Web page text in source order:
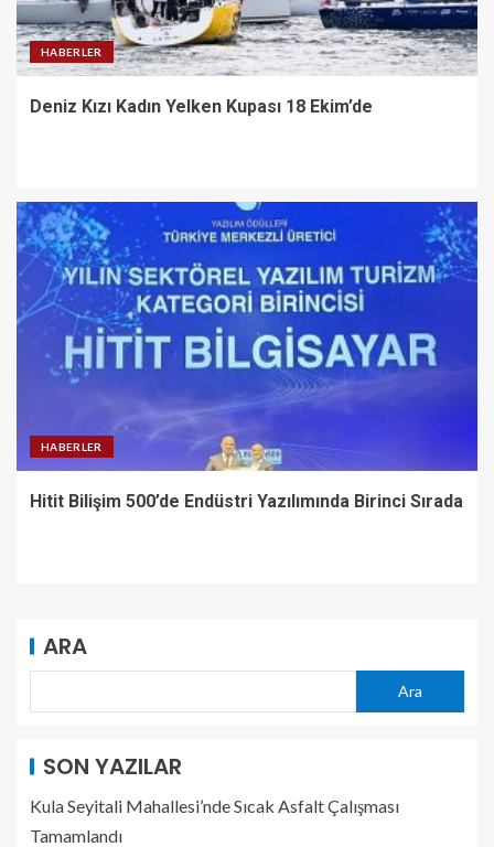
HABERLER
Deniz Kızı Kadın Yelken Kupası 18 Ekim’de
HABERLER
Hitit Bilişim 500’de Endüstri Yazılımında Birinci Sırada
ARA
Ara
SON YAZILAR
Kula Seyitali Mahallesi’nde Sıcak Asfalt Çalışması
Tamamlandı